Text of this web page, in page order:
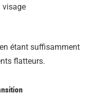
visage
étant suffisamment
flatteurs.